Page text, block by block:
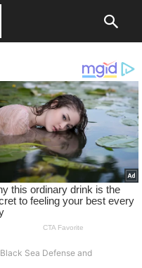
Black Sea Defense and